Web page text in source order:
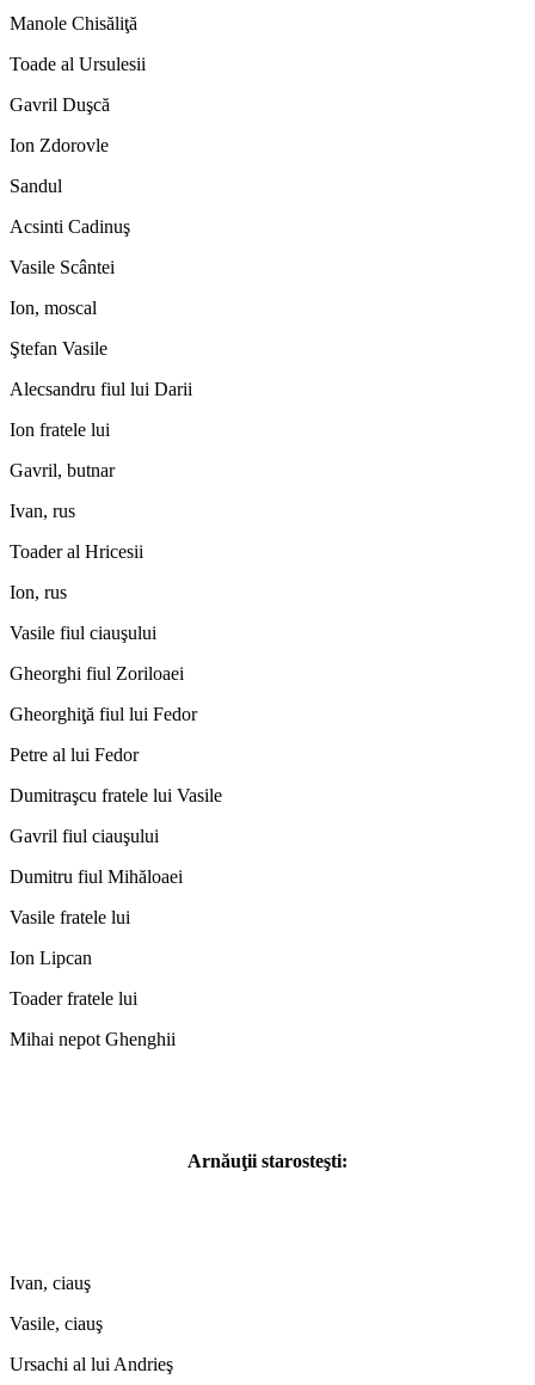
Manole Chisăliţă
Toade al Ursulesii
Gavril Duşcă
Ion Zdorovle
Sandul
Acsinti Cadinuş
Vasile Scântei
Ion, moscal
Ştefan Vasile
Alecsandru fiul lui Darii
Ion fratele lui
Gavril, butnar
Ivan, rus
Toader al Hricesii
Ion, rus
Vasile fiul ciauşului
Gheorghi fiul Zoriloaei
Gheorghiţă fiul lui Fedor
Petre al lui Fedor
Dumitraşcu fratele lui Vasile
Gavril fiul ciauşului
Dumitru fiul Mihăloaei
Vasile fratele lui
Ion Lipcan
Toader fratele lui
Mihai nepot Ghenghii
Arnăuţii starosteşti:
Ivan, ciauş
Vasile, ciauş
Ursachi al lui Andrieş